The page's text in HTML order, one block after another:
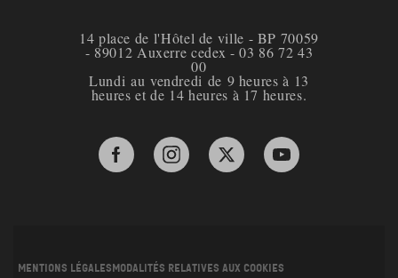
14 place de l'Hôtel de ville - BP 70059
- 89012 Auxerre cedex - 03 86 72 43
00
Lundi au vendredi de 9 heures à 13
heures et de 14 heures à 17 heures.
Facebook de la ville d'Auxerre
Instagram de la ville d'Auxerre
X de la ville d'Auxerre
YouTube de la ville
Mentions légales Modalités relatives aux cookies